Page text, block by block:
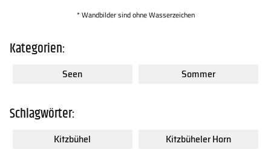
Kontakt
* Wandbilder sind ohne Wasserzeichen
Kategorien:
Seen Sommer
Schlagwörter:
Kitzbühel
Kitzbüheler Horn